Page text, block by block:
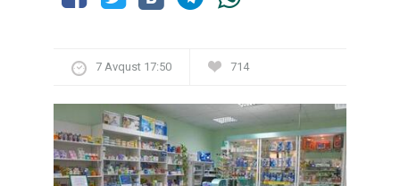
7 Avqust 17:50 714